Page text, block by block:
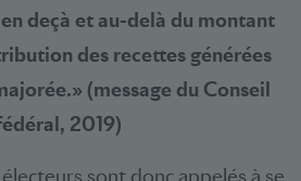
deçà et au-delà du montant
des recettes générées
(message du Conseil
2019)